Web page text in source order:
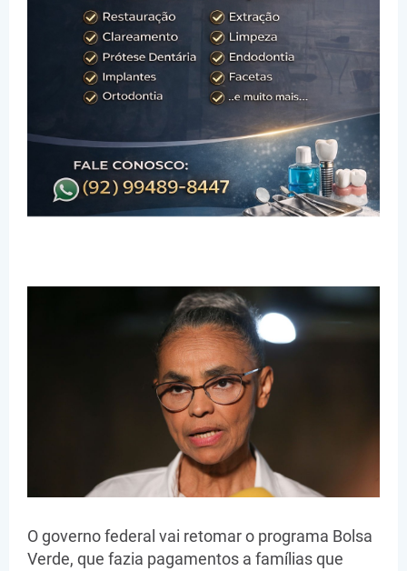
O governo federal vai retomar o programa Bolsa
Verde, que fazia pagamentos a famílias que